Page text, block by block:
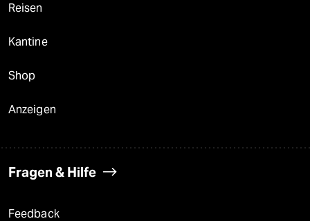
Reisen
Kantine
Shop
Anzeigen
Fragen & Hilfe
Feedback